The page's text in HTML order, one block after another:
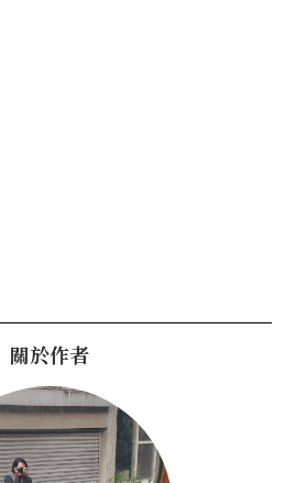
關於作者